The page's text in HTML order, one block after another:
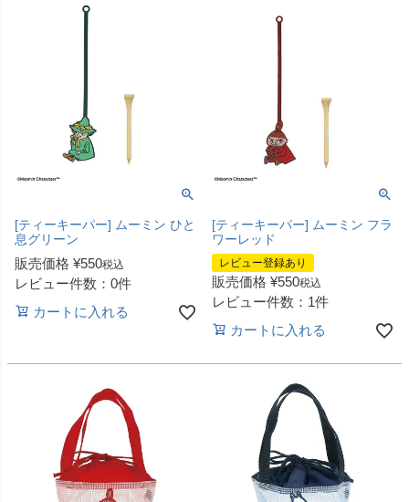
[ティーキーパー] ムーミン ひと
息グリーン
販売価格 ¥550税込
レビュー件数：0件
カートに入れる
[ティーキーパー] ムーミン フラ
ワーレッド
レビュー登録あり
販売価格 ¥550税込
レビュー件数：1件
カートに入れる